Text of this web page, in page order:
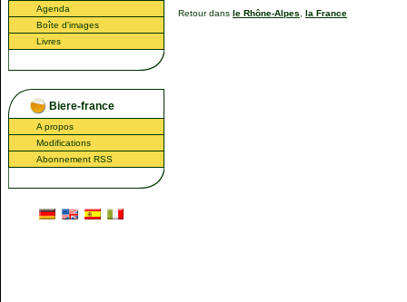
Agenda
Boîte d'images
Livres
Biere-france
A propos
Modifications
Abonnement RSS
Retour dans le Rhône-Alpes la France